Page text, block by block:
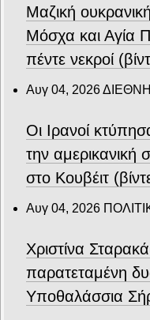
Μαζική
Μόσχα και Αγία
πέντε νεκροί
Αυγ 04, 2026
Οι Ιρανοί
την αμερικανική
στο Κουβέιτ
Αυγ 04, 2026
Χριστίνα
παρατεταμένη
Υποθαλάσσια